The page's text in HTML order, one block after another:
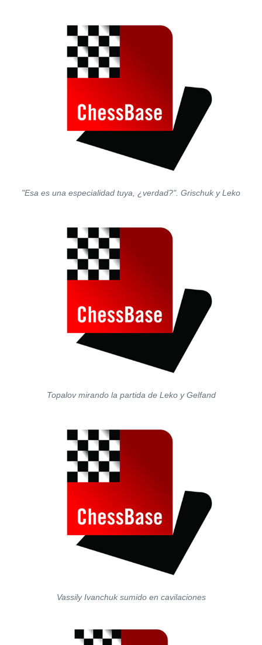
"Esa es una especialidad tuya, ¿verdad?". Grischuk y Leko
Topalov mirando la partida de Leko y Gelfand
Vassily Ivanchuk sumido en cavilaciones